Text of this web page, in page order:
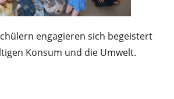
engagieren sich begeistert
Konsum und die Umwelt.